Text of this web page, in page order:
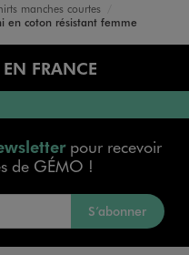
manches courtes
en coton résistant femme
FRANCE
pour recevoir
de GÉMO !
S’abonner